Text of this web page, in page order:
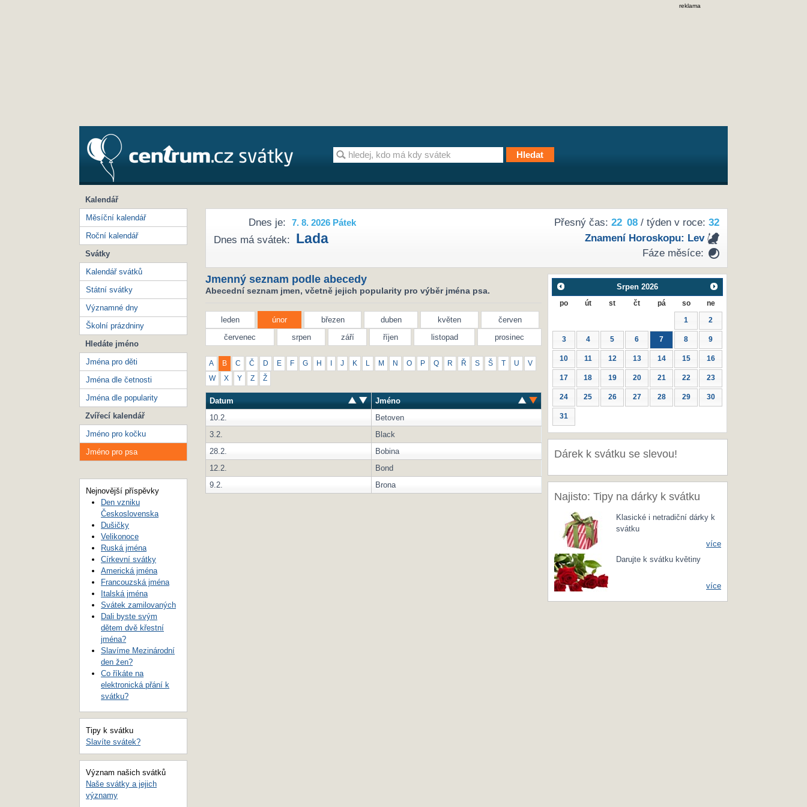
reklama
Přesný čas: 22 08/ týden v roce: 32
Znamení Horoskopu: Lev
Fáze měsíce:
Dnes je: 7. 8. 2026 Pátek
Dnes má svátek: Lada
Jmenný seznam podle abecedy
Abecední seznam jmen, včetně jejich popularity pro výběr jména psa.
leden únor březen duben květen
červen
červenec
srpen září říjen listopad prosinec
A B C Č D E F G H J K M N O P Q R Ř S Š T U V
W X Y Z Ž
Datum
Jméno
10.2.
Betoven
3.2.
Black
28.2.
Bobina
12.2.
Bond
9.2.
Brona
Srpen 2026
po út st čt pá so ne
1 2
3 4 5 6 7 8 9
10 11 12 13 14 15 16
17 18 19 20 21 22 23
24 25 26 27 28 29 30
31
Dárek k svátku se slevou!
Najisto: Tipy na dárky k svátku
Klasické i netradiční dárky k
svátku
více
Darujte k svátku květiny
více
Kalendář
Měsíční kalendář
Roční kalendář
Svátky
Kalendář svátků
Státní svátky
Významné dny
Školní prázdniny
Hledáte jméno
Jména pro děti
Jména dle četnosti
Jména dle popularity
Zvířecí kalendář
Jméno pro kočku
Jméno pro psa
Nejnovější příspěvky
Den vzniku
Československa
Dušičky
Velikonoce
Ruská jména
Církevní svátky
Americká jména
Francouzská jména
Italská jména
Svátek zamilovaných
Dali byste svým
dětem dvě křestní
jména?
Slavíme Mezinárodní
den žen?
Co říkáte na
elektronická přání k
svátku?
Tipy k svátku
Slavíte svátek?
Význam našich svátků
Naše svátky a jejich
významy